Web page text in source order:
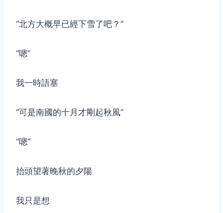
“北方大概早已經下雪了吧？”
“嗯”
我一時語塞
“可是南國的十月才剛起秋風”
“嗯”
抬頭望著晚秋的夕陽
我只是想